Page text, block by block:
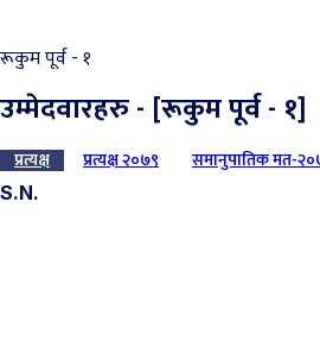
रूकुम पूर्व - १
उम्मेदवारहरु - [रूकुम पूर्व - १]
प्रत्यक्ष प्रत्यक्ष २०७९ समानुपातिक मत-
S.N.